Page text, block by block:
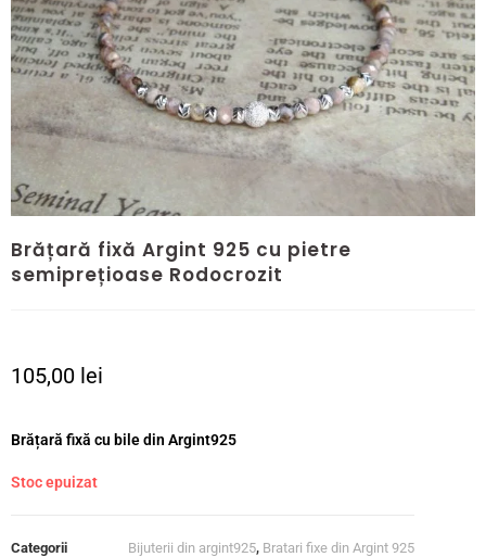
Brățară fixă Argint 925 cu pietre
semiprețioase Rodocrozit
105,00 lei
Brățară fixă cu bile din Argint925
Stoc epuizat
Categorii Bijuterii din argint925, Bratari fixe din Argint 925